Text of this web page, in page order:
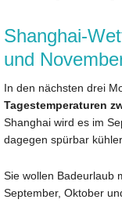
Shanghai-
und
In den nächsten drei
Tagestemperaturen
Shanghai wird es im
dagegen spürbar
Sie wollen Badeurlaub
September, Oktober